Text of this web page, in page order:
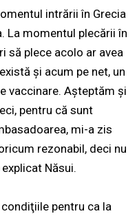
intrării în Grecia
La momentul plecării în
să plece acolo ar avea
şi acum pe net, un
vaccinare. Aşteptăm şi
pentru că sunt
mi-a zis
rezonabil, deci nu
Năsui.
pentru ca la